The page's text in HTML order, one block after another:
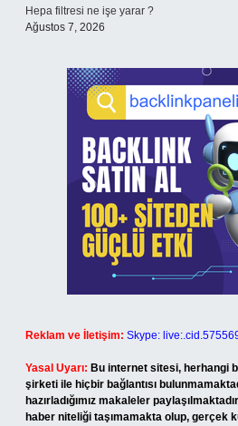
Hepa filtresi ne işe yarar ?
Ağustos 7, 2026
Reklam ve İletişim: Skype:
Yasal Uyarı: Bu internet sitesi, herhangi
şirketi ile hiçbir bağlantısı
hazırladığımız makaleler
haber niteliği taşımamakta olup, gerçek